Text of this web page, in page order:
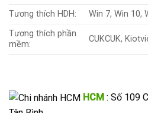
Tương thích HDH:
Win 7, Win 10,
Tương thích phần
mềm:
CUKCUK,
HCM : Số 109